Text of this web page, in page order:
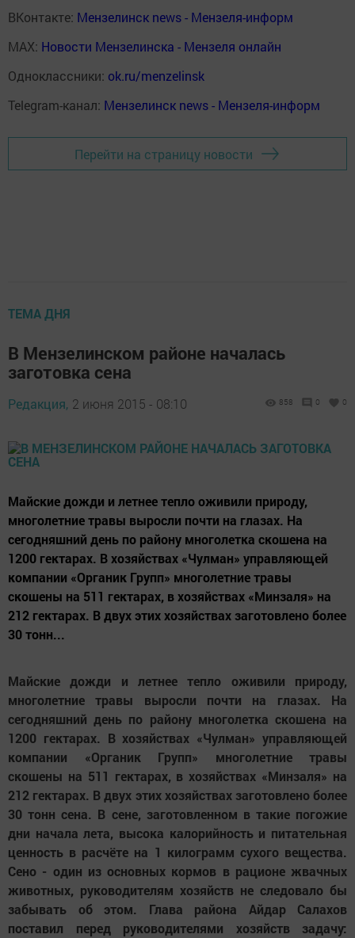
ВКонтакте: Мензелинск news - Мензеля-информ
MAX: Новости Мензелинска - Мензеля онлайн
Одноклассники: ok.ru/menzelinsk
Telegram-канал: Мензелинск news - Мензеля-информ
Перейти на страницу новости
ТЕМА ДНЯ
В Мензелинском районе началась
заготовка сена
Редакция, 2 июня 2015 - 08:10 858 0 0
Майские дожди и летнее тепло оживили природу,
многолетние травы выросли почти на глазах. На
сегодняшний день по району многолетка скошена на
1200 гектарах. В хозяйствах «Чулман» управляющей
компании «Органик Групп» многолетние травы
скошены на 511 гектарах, в хозяйствах «Минзаля» на
212 гектарах. В двух этих хозяйствах заготовлено более
30 тонн...
Майские дожди и летнее тепло оживили природу,
многолетние травы выросли почти на глазах. На
сегодняшний день по району многолетка скошена на
1200 гектарах. В хозяйствах «Чулман» управляющей
компании «Органик Групп» многолетние травы
скошены на 511 гектарах, в хозяйствах «Минзаля» на
212 гектарах. В двух этих хозяйствах заготовлено более
30 тонн сена. В сене, заготовленном в такие погожие
дни начала лета, высока калорийность и питательная
ценность в расчёте на 1 килограмм сухого вещества.
Сено - один из основных кормов в рационе жвачных
животных, руководителям хозяйств не следовало бы
забывать об этом. Глава района Айдар Салахов
поставил перед руководителями хозяйств задачу: